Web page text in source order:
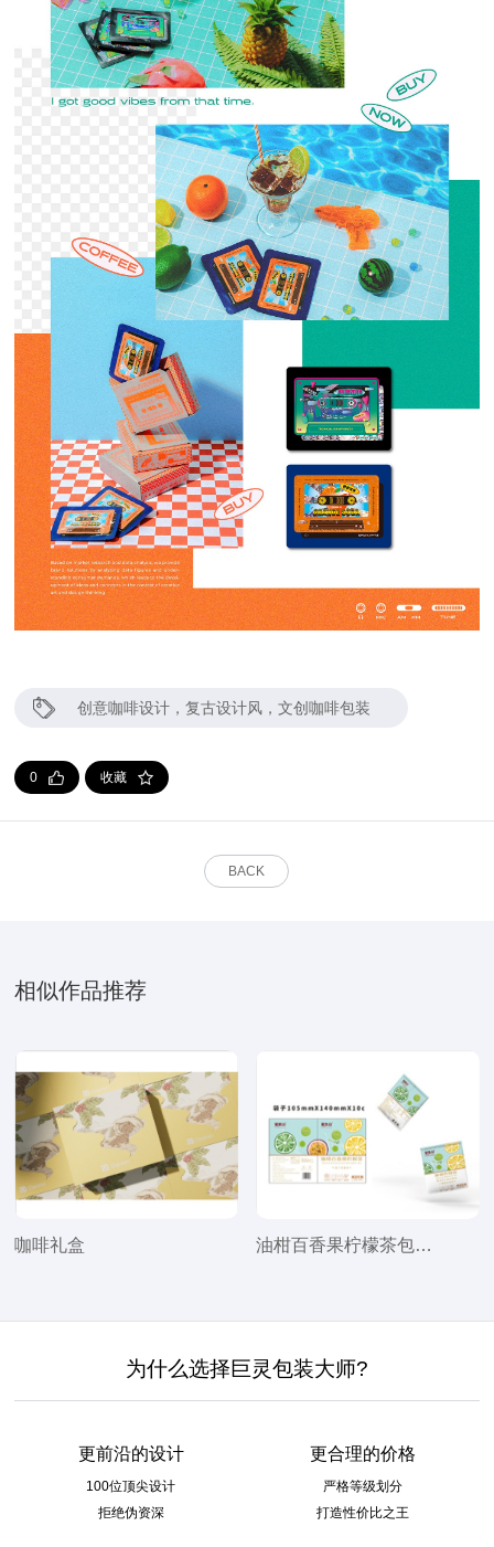
创意咖啡设计 ，复古设计风 ，文创咖啡包装
0 收藏
BACK
相似作品推荐
咖啡礼盒 油柑百香果柠檬茶包装袋礼盒设计
为什么选择巨灵包装大师?
更前沿的设计
100位顶尖设计
拒绝伪资深
更合理的价格
严格等级划分
打造性价比之王